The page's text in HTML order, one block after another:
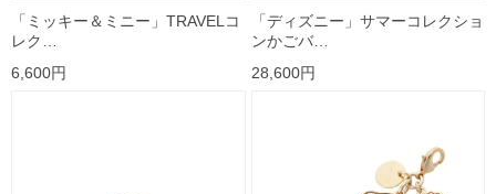
「ミッキー＆ミニー」TRAVELコ
レク…
6,600円
「ディズニー」サマーコレクショ
ンかごバ…
28,600円